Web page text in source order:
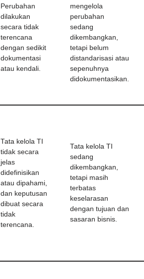
Perubahan
dilakukan
secara tidak
terencana
dengan sedikit
dokumentasi
atau kendali.
mengelola
perubahan
sedang
dikembangkan,
tetapi belum
distandarisasi atau
sepenuhnya
didokumentasikan.
Tata kelola TI
tidak secara
jelas
didefinisikan
atau dipahami,
dan keputusan
dibuat secara
tidak
terencana.
Tata kelola TI
sedang
dikembangkan,
tetapi masih
terbatas
keselarasan
dengan tujuan dan
sasaran bisnis.